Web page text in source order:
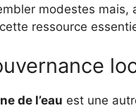
modestes mais,
ressource
de l’eau est une